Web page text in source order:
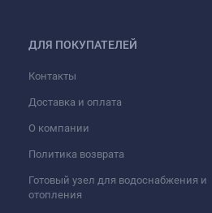
ДЛЯ ПОКУПАТЕЛЕЙ
Контакты
Доставка и оплата
О компании
Политика возврата
Готовый узел для водоснабжения и
отопления